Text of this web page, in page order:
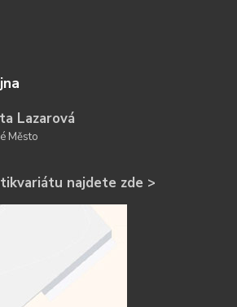
Lazarová
Město
najdete zde >